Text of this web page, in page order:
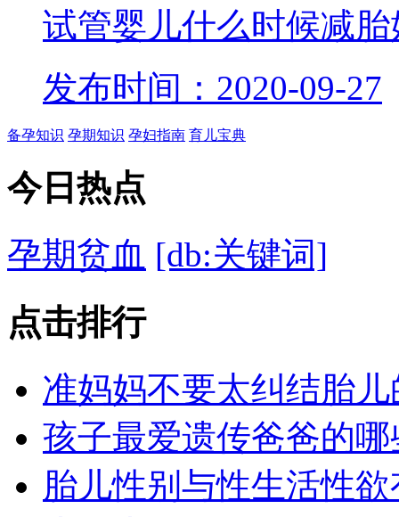
试管婴儿什么时候减胎
发布时间：2020-09-27
备孕知识 孕期知识 孕妇指南 育儿宝典
今日 热点
孕期贫血 [db:关键词]
点击排行
准妈妈不要太纠结胎
孩子最爱遗传爸爸的
胎儿性别与性生活性